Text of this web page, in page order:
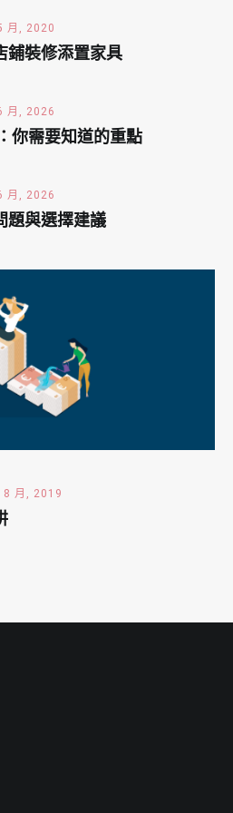
月, 2020
鋪裝修添置家具
月, 2026
你需要知道的重點
月, 2026
題與選擇建議
8 月, 2019